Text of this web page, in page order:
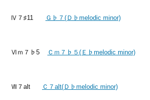
Ⅳ７♯11 Ｇ♭７(Ｄ♭melodic minor)
Ⅵｍ７♭5 Ｃｍ７♭５(Ｅ♭melodic minor)
Ⅶ７alt Ｃ７alt(Ｄ♭melodic minor)